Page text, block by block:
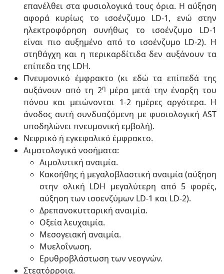
επανέλθει στα φυσιολογικά τους όρια. Η αύξηση
αφορά κυρίως το ισοένζυμο LD-1, ενώ στην
ηλεκτροφόρηση συνήθως το ισοένζυμο LD-1
είναι πιο αυξημένο από το ισοένζυμο LD-2). Η
στηθάγχη και η περικαρδίτιδα δεν αυξάνουν τα
επίπεδα της LDH.
Πνευμονικό έμφρακτο (κι εδώ τα επίπεδά της
αυξάνουν από τη 2ημέρα μετά την έναρξη του
πόνου και μειώνονται 1-2 ημέρες αργότερα. Η
άνοδος αυτή συνδυαζόμενη με φυσιολογική AST
υποδηλώνει πνευμονική εμβολή).
Νεφρικό ή εγκεφαλικό έμφρακτο.
Aιματολογικά νοσήματα:
Αιμολυτική αναιμία.
Κακοήθης ή μεγαλοβλαστική αναιμία (αύξηση
στην ολική LDH μεγαλύτερη από 5 φορές,
αύξηση των ισοενζύμων LD-1 και LD-2).
Δρεπανοκυτταρική αναιμία.
Οξεία λευχαιμία.
Μεσογειακή αναιμία.
Μυελοΐνωση.
Ερυθροβλάστωση των νεογνών.
Στεατόρροια.